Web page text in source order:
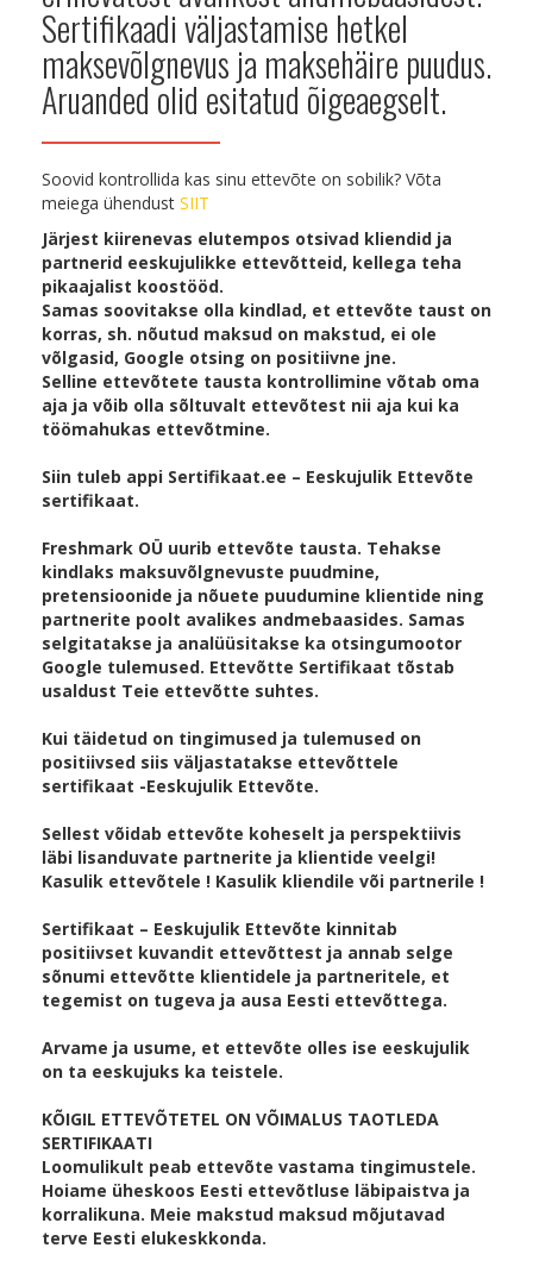
Sertifikaadi väljastamise hetkel
maksevõlgnevus ja maksehäire puudus.
Aruanded olid esitatud õigeaegselt.
Soovid kontrollida kas sinu ettevõte on sobilik? Võta
meiega ühendust SIIT
Järjest kiirenevas elutempos otsivad kliendid ja
partnerid eeskujulikke ettevõtteid, kellega teha
pikaajalist koostööd.
Samas soovitakse olla kindlad, et ettevõte taust on
korras, sh. nõutud maksud on makstud, ei ole
võlgasid, Google otsing on positiivne jne.
Selline ettevõtete tausta kontrollimine võtab oma
aja ja võib olla sõltuvalt ettevõtest nii aja kui ka
töömahukas ettevõtmine.
Siin tuleb appi Sertifikaat.ee – Eeskujulik Ettevõte
sertifikaat.
Freshmark OÜ uurib ettevõte tausta. Tehakse
kindlaks maksuvõlgnevuste puudmine,
pretensioonide ja nõuete puudumine klientide ning
partnerite poolt avalikes andmebaasides. Samas
selgitatakse ja analüüsitakse ka otsingumootor
Google tulemused. Ettevõtte Sertifikaat tõstab
usaldust Teie ettevõtte suhtes.
Kui täidetud on tingimused ja tulemused on
positiivsed siis väljastatakse ettevõttele
sertifikaat -Eeskujulik Ettevõte.
Sellest võidab ettevõte koheselt ja perspektiivis
läbi lisanduvate partnerite ja klientide veelgi!
Kasulik ettevõtele ! Kasulik kliendile või partnerile !
Sertifikaat – Eeskujulik Ettevõte kinnitab
positiivset kuvandit ettevõttest ja annab selge
sõnumi ettevõtte klientidele ja partneritele, et
tegemist on tugeva ja ausa Eesti ettevõttega.
Arvame ja usume, et ettevõte olles ise eeskujulik
on ta eeskujuks ka teistele.
KÕIGIL ETTEVÕTETEL ON VÕIMALUS TAOTLEDA
SERTIFIKAATI
Loomulikult peab ettevõte vastama tingimustele.
Hoiame üheskoos Eesti ettevõtluse läbipaistva ja
korralikuna. Meie makstud maksud mõjutavad
terve Eesti elukeskkonda.